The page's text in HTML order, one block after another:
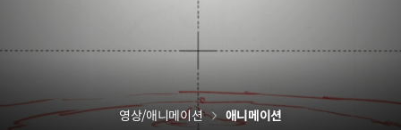
영상/애니메이션 애니메이션